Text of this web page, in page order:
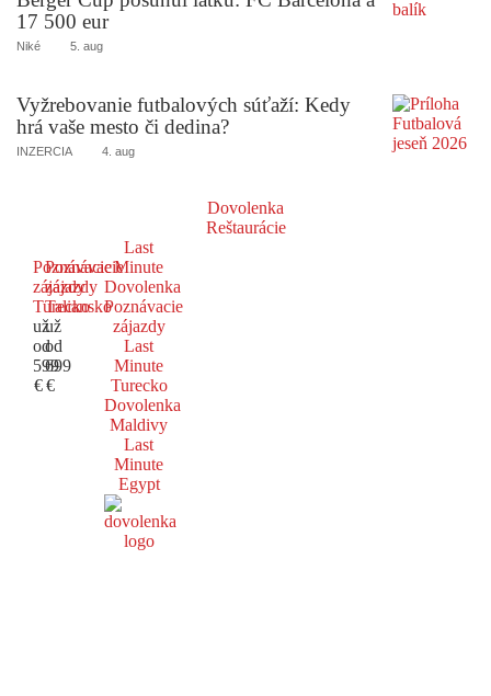
17 500 eur
Niké 5. aug
Vyžrebovanie futbalových súťaží: Kedy
hrá vaše mesto či dedina?
INZERCIA 4. aug
Dovolenka
Reštaurácie
Poznávacie
zájazdy
Turecko
už
od
599
€
Poznávacie
zájazdy
Taliansko
už
od
699
€
Last
Minute
Dovolenka
Poznávacie
zájazdy
Last
Minute
Turecko
Dovolenka
Maldivy
Last
Minute
Egypt